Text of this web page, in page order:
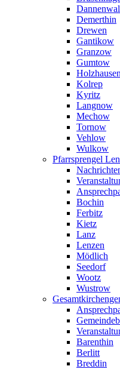
Demerthin
Drewen
Gantikow
Granzow
Gumtow
Holzhausen
Kolrep
Kyritz
Langnow
Mechow
Tornow
Vehlow
Wulkow
Pfarrsprengel
Bochin
Ferbitz
Kietz
Lanz
Lenzen
Mödlich
Seedorf
Wootz
Wustrow
Barenthin
Berlitt
Breddin